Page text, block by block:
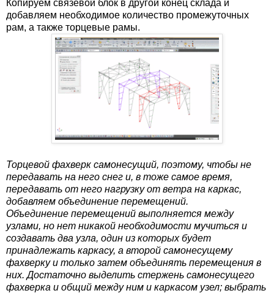
Копируем связевой блок в другой конец склада и
добавляем необходимое количество промежуточных
рам, а также торцевые рамы.
Торцевой фахверк самонесущий, поэтому, чтобы не
передавать на него снег и, в тоже самое время,
передавать от него нагрузку от ветра на каркас,
добавляем объединение перемещений.
Объединение перемещений выполняется между
узлами, но нет никакой необходимости мучиться и
создавать два узла, один из которых будет
принадлежать каркасу, а второй самонесущему
фахверку и только затем объединять перемещения в
них. Достаточно выделить стержень самонесущего
фахверка и общий между ним и каркасом узел; выбрать